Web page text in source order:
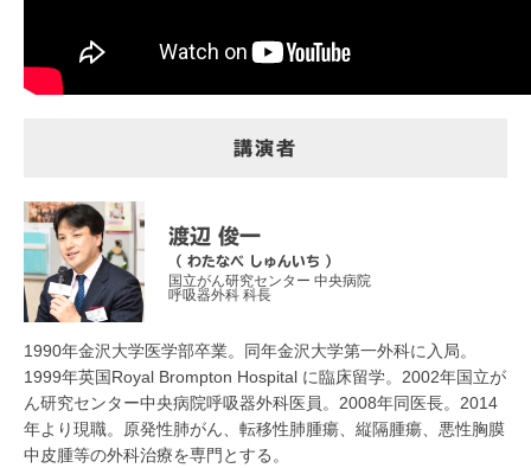
講演者
渡辺 俊一
（ わたなべ しゅんいち ）
国立がん研究センター 中央病院
呼吸器外科 科長
1990年金沢大学医学部卒業。同年金沢大学第一外科に入局。
1999年英国Royal Brompton Hospital に臨床留学。2002年国立が
ん研究センター中央病院呼吸器外科医員。2008年同医長。2014
年より現職。原発性肺がん、転移性肺腫瘍、縦隔腫瘍、悪性胸膜
中皮腫等の外科治療を専門とする。